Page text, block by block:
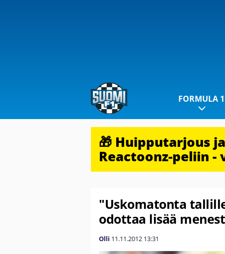
FORMULA 1
🎁 Huipputarjous
Reactoonz-peliin -
"Uskomatonta
odottaa lisää
Olli 11.11.2012 13:31